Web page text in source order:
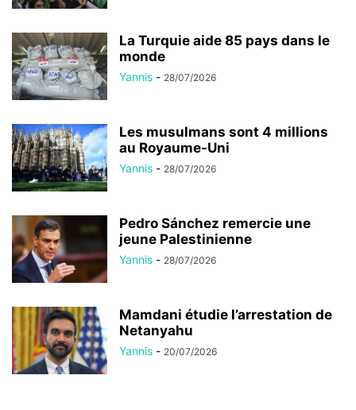
La Turquie aide 85 pays dans le
monde
Yannis - 28/07/2026
Les musulmans sont 4 millions
au Royaume-Uni
Yannis - 28/07/2026
Pedro Sánchez remercie une
jeune Palestinienne
Yannis - 28/07/2026
Mamdani étudie l’arrestation de
Netanyahu
Yannis - 20/07/2026